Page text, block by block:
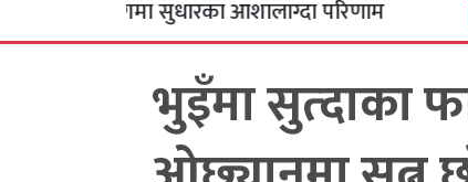
उद्योगमा सुधारका आशालाग्दा परिणाम
भुइँमा सुत्दाका